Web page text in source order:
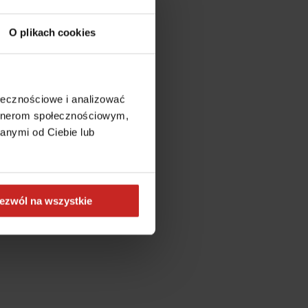
O plikach cookies
i analizować
społecznościowym,
od Ciebie lub
na wszystkie
information).